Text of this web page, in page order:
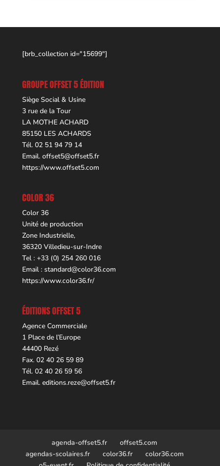
[brb_collection id="15699"]
GROUPE OFFSET 5 ÉDITION
Siège Social & Usine
3 rue de la Tour
LA MOTHE ACHARD
85150 LES ACHARDS
Tél. 02 51 94 79 14
Email. offset5@offset5.fr
https://www.offset5.com
COLOR 36
Color 36
Unité de production
Zone Industrielle,
36320 Villedieu-sur-Indre
Tel : +33 (0) 254 260 016
Email : standard@color36.com
https://www.color36.fr/
ÉDITIONS OFFSET 5
Agence Commerciale
1 Place de l’Europe
44400 Rezé
Fax. 02 40 26 59 89
Tél. 02 40 26 59 56
Email. editions.reze@offset5.fr
agenda-offset5.fr
offset5.com
agendas-scolaires.fr
color36.fr
color36.com